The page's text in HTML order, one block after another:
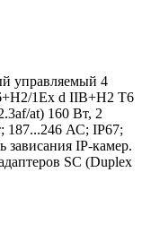
управляемый 4
1Ex d IIB+H2 T6
at) 160 Вт, 2
187...246 АС; IP67;
зависания IP-камер.
SC (Duplex